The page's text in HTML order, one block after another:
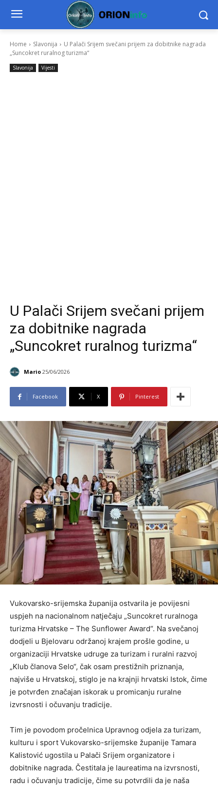
Home Slavonija
U Palači Srijem svečani prijem za dobitnike nagrada
„Suncokret ruralnog turizma“
Slavonija Vijesti
U Palači Srijem svečani prijem
za dobitnike nagrada
„Suncokret ruralnog turizma“
Mario 25/06/2026
Facebook X Pinterest
Vukovarsko-srijemska županija ostvarila je povijesni
uspjeh na nacionalnom natječaju „Suncokret ruralnoga
turizma Hrvatske – The Sunflower Award“. Na svečanoj
dodjeli u Bjelovaru održanoj krajem prošle godine, u
organizaciji Hrvatske udruge za turizam i ruralni razvoj
„Klub članova Selo“, čak osam prestižnih priznanja,
najviše u Hrvatskoj, stiglo je na krajnji hrvatski Istok, čime
je potvrđen značajan iskorak u promicanju ruralne
izvrsnosti i očuvanju tradicije.
Tim je povodom pročelnica Upravnog odjela za turizam,
kulturu i sport Vukovarsko-srijemske županije Tamara
Kalistović ugostila u Palači Srijem organizatore i
dobitnike nagrada. Čestitala je laureatima na izvrsnosti,
radu i očuvanju tradicije, čime su potvrdili da je naša